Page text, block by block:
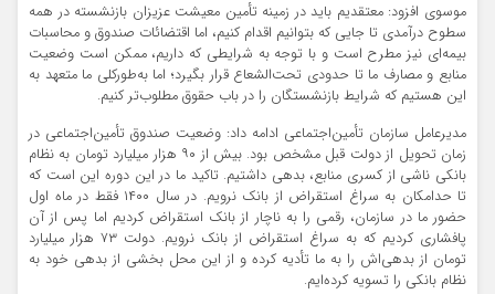
موسوی افزود: معتقدیم باید در زمینه تأمین معیشت عزیزان بازنشسته در همه
سطوح درآمدی تا جایی که بتوانیم اقدام کنیم، اما اقتضائات صندوق و محاسبات
بیمه‌ای نیز مطرح است و با توجه به شرایطی که داریم، ممکن است وضعیت
منابع و مصارف ما تا حدودی تحت‌الشعاع قرار بگیرد؛ اما به‌طورکلی ما متعهد به
این هستیم که شرایط بازنشستگان را در باب حقوق مطلوب‌تر کنیم.
مدیرعامل سازمان تأمین‌اجتماعی ادامه داد: وضعیت صندوق تأمین‌اجتماعی در
زمان تحویل از دولت قبل مشخص بود. بیش از ۹۰ هزار میلیارد تومان به نظام
بانکی ناشی از کسری منابع، بدهی داشتیم. تاکید ما در این دوره این است که
تا حدامکان به سراغ استقراض از بانک نرویم. در سال ۱۴۰۰ فقط در ماه اول
حضور ما در سازمان، رقمی را به ناچار از بانک استقراض کردیم اما پس از آن
پافشاری کردیم که به سراغ استقراض از بانک نرویم. دولت ۷۳ هزار میلیارد
تومان از بدهی‌اش را به ما تأدیه کرده و از این محل بخشی از بدهی خود به
نظام بانکی را تسویه کرده‌ایم.